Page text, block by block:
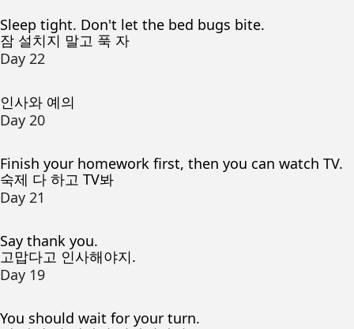
Sleep tight. Don't let the bed bugs bite.
잠 설치지 말고 푹 자
Day 22
인사와 예의
Day 20
Finish your homework first, then you can watch TV.
숙제 다 하고 TV봐
Day 21
Say thank you.
고맙다고 인사해야지.
Day 19
You should wait for your turn.